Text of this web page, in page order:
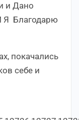
и Дано
Я Благодарю
покачались
себе и